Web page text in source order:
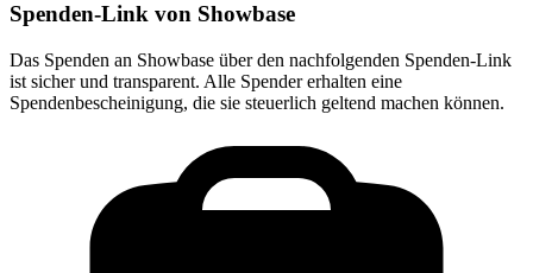
Spenden-Link von Showbase
Das Spenden an Showbase über den nachfolgenden Spenden-Link
ist sicher und transparent. Alle Spender erhalten eine
Spendenbescheinigung, die sie steuerlich geltend machen können.